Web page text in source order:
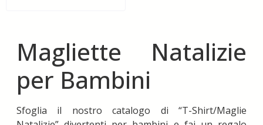
Magliette Natalizie
per Bambini
Sfoglia il nostro catalogo di “T-Shirt/Maglie